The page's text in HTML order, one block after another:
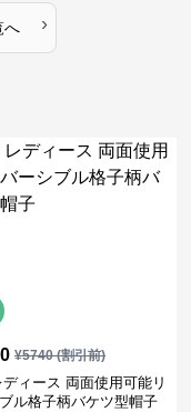
へ ›
¥5740(割引前)
ィース 両面使用可能リ
ル格子柄バケツ型帽子